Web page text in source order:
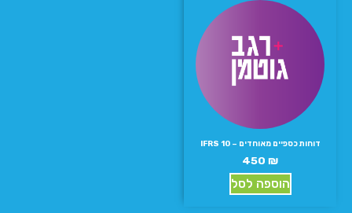
דוחות כספיים מאוחדים – IFRS 10
450 ₪
הוספה לסל